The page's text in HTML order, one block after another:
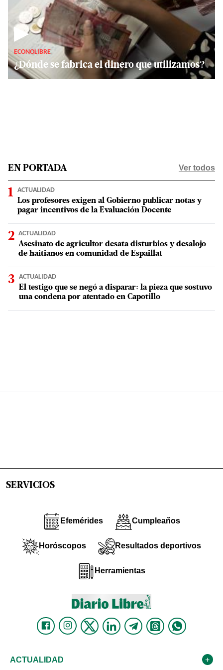
▶
ECONOLIBRE
¿Dónde se fabrica el dinero que utilizamos?
EN PORTADA Ver todos
ACTUALIDAD
Los profesores exigen al Gobierno publicar notas y
pagar incentivos de la Evaluación Docente
ACTUALIDAD
Asesinato de agricultor desata disturbios y desalojo
de haitianos en comunidad de Espaillat
ACTUALIDAD
El testigo que se negó a disparar: la pieza que sostuvo
una condena por atentado en Capotillo
SERVICIOS
Efemérides Cumpleaños
Horóscopos Resultados deportivos
Herramientas
ACTUALIDAD